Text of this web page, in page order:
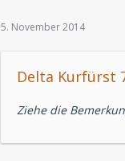
5. November 2014
Delta Kurfürst
Ziehe die